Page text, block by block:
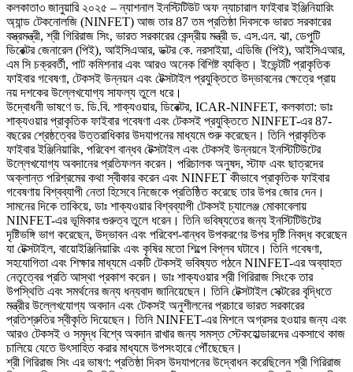
কলকাতা৩ জানুয়ারি ২০২৫ – ন্যাশনাল ইনস্টিটিউট অফ ন্যাচারাল ফাইবার ইঞ্জিনিয়ারিং
অ্যান্ড টেকনোলজি (NINFET) আজ তার 87 তম প্রতিষ্ঠা দিবসকে ভারত সরকারের
বস্ত্রমন্ত্রী, শ্রী গিরিরাজ সিং, ভারত সরকারের কেন্দ্রীয় মন্ত্রী ড. এস.এন. ঝা, ডেপুটি
ডিরেক্টর জেনারেল (পিই), আইসিএআর, ডক্টর কে. নরসাইয়া, এডিজি (পিই), আইসিএআর,
এম সি চক্রবর্তী, পাট কমিশনার এবং আরও অনেক বিশিষ্ট ব্যক্তি। ইভেন্টটি প্রাকৃতিক
ফাইবার গবেষণা, টেকসই উন্নয়ন এবং টেক্সটাইল প্রযুক্তিতে উদ্ভাবনের ক্ষেত্রে প্রায়
নয় দশকের উল্লেখযোগ্য সাফল্য তুলে ধরে।
উদ্বোধনী ভাষণে ড. ডি.বি. শাক্যওয়ার, ডিরেক্টর, ICAR-NINFET, কলকাতা: ডাঃ
শাক্যওয়ার প্রাকৃতিক ফাইবার গবেষণা এবং টেকসই প্রযুক্তিতে NINFET-এর 87-
বছরের শ্রেষ্ঠত্বের উত্তরাধিকার উদযাপনের মাধ্যমে শুরু করেছেন। তিনি প্রাকৃতিক
ফাইবার ইঞ্জিনিয়ারিং, পরিবেশ বান্ধব টেক্সটাইল এবং টেকসই উন্নয়নে ইনস্টিটিউটের
উল্লেখযোগ্য অবদানের প্রতিফলন করেন। পরিচালক অনুষদ, স্টাফ এবং ছাত্রদের
অক্লান্ত পরিশ্রমের কথা স্বীকার করেন এবং NINFET কীভাবে প্রাকৃতিক ফাইবার
গবেষণায় বিশ্বব্যাপী নেতা হিসেবে নিজেকে প্রতিষ্ঠিত করেছে তার উপর জোর দেন।
সামনের দিকে তাকিয়ে, ডাঃ শাক্যওয়ার বিশ্বব্যাপী টেকসই চ্যালেঞ্জ মোকাবেলায়
NINFET-এর ভূমিকার গুরুত্ব তুলে ধরেন। তিনি ভবিষ্যতের জন্য ইনস্টিটিউটের
দৃষ্টিভঙ্গি ভাগ করেছেন, উদ্ভাবন এবং পরিবেশ-বান্ধব উপকরণের উপর দৃষ্টি নিবদ্ধ করেছেন
যা টেক্সটাইল, বায়োইঞ্জিনিয়ারিং এবং কৃষির মতো শিল্পে বিপ্লব ঘটাবে। তিনি গবেষণা,
সহযোগিতা এবং শিক্ষার মাধ্যমে একটি টেকসই ভবিষ্যত গঠনে NINFET-এর অব্যাহত
নেতৃত্বের প্রতি আস্থা প্রকাশ করেন। ডাঃ শাক্যওয়ার শ্রী গিরিরাজ সিংকে তার
উপস্থিতি এবং সমর্থনের জন্য ধন্যবাদ জানিয়েছেন। তিনি টেক্সটাইল সেক্টরের বৃদ্ধিতে
মন্ত্রীর উল্লেখযোগ্য অবদান এবং টেকসই অনুশীলনের প্রচারে ভারত সরকারের
প্রতিশ্রুতির স্বীকৃতি দিয়েছেন। তিনি NINFET-এর মিশনে অগ্রসর হওয়ার জন্য এবং
আরও টেকসই ও সমৃদ্ধ বিশ্বে অবদান রাখার জন্য সমস্ত স্টেকহোল্ডারদের একসাথে কাজ
চালিয়ে যেতে উৎসাহিত করার মাধ্যমে উপসংহারে পৌঁছেছেন।
শ্রী গিরিরাজ সিং এর ভাষণ: প্রতিষ্ঠা দিবস উদযাপনের উদ্বোধন করেছিলেন শ্রী গিরিরাজ